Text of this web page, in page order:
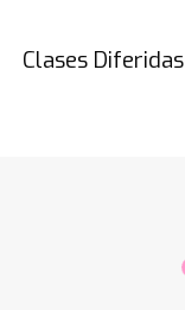
Clases Diferidas